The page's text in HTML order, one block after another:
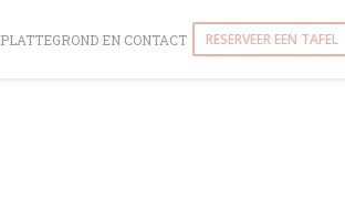
PLATTEGROND EN CONTACT RESERVEER EEN TAFEL